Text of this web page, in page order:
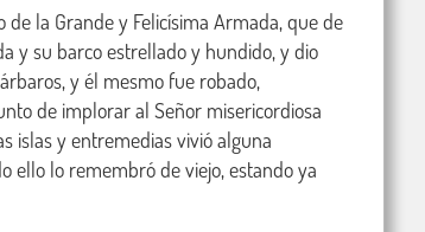
la Grande y Felicísima Armada, que de
y su barco estrellado y hundido, y dio
y él mesmo fue robado,
de implorar al Señor misericordiosa
islas y entremedias vivió alguna
ello lo remembró de viejo, estando ya